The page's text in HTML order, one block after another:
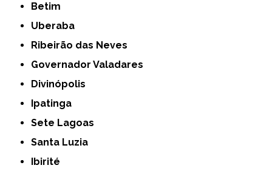
Betim
Uberaba
Ribeirão das Neves
Governador Valadares
Divinópolis
Ipatinga
Sete Lagoas
Santa Luzia
Ibirité